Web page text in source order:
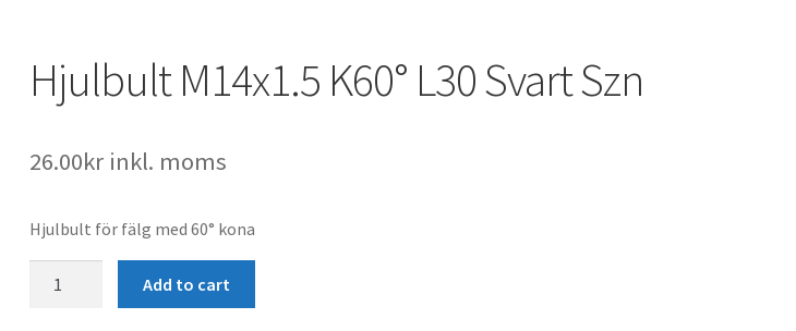
Hjulbult M14x1.5 K60° L30 Svart Szn
26.00krinkl. moms
Hjulbult för fälg med 60° kona
Add to cart